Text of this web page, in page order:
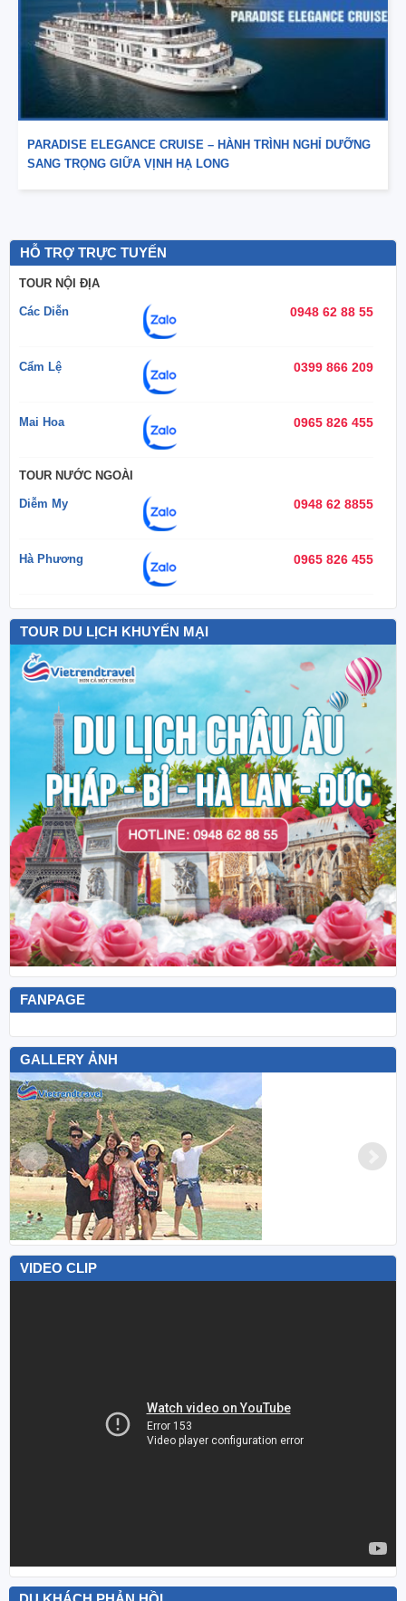
PARADISE ELEGANCE CRUISE – HÀNH TRÌNH NGHỈ DƯỠNG
SANG TRỌNG GIỮA VỊNH HẠ LONG
HỖ TRỢ TRỰC TUYẾN
TOUR NỘI ĐỊA
Các Diễn 0948 62 88 55
Cẩm Lệ 0399 866 209
Mai Hoa 0965 826 455
TOUR NƯỚC NGOÀI
Diễm My 0948 62 8855
Hà Phương 0965 826 455
TOUR DU LỊCH KHUYẾN MẠI
FANPAGE
GALLERY ẢNH
VIDEO CLIP